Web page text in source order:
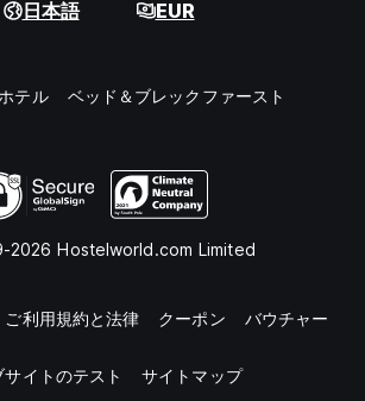
日本語 EUR
ホテル ベッド＆ブレックファースト
2026 Hostelworld.com Limited
ご利用規約と法律 クーポン バウチャー
サイトのテスト サイトマップ